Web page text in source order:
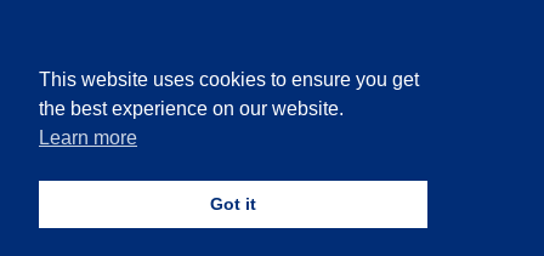
This website uses cookies to ensure you get
the best experience on our website.
Learn more
Got it